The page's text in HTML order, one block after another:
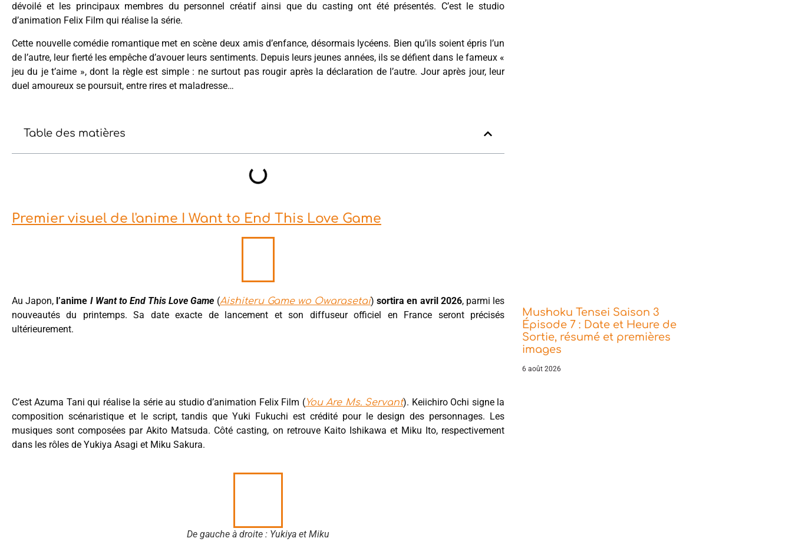
dévoilé et les principaux membres du personnel créatif ainsi que du casting ont été présentés. C’est le studio
d’animation Felix Film qui réalise la série.
Cette nouvelle comédie romantique met en scène deux amis d’enfance, désormais lycéens. Bien qu’ils soient épris l’un
de l’autre, leur fierté les empêche d’avouer leurs sentiments. Depuis leurs jeunes années, ils se défient dans le fameux «
jeu du je t’aime », dont la règle est simple : ne surtout pas rougir après la déclaration de l’autre. Jour après jour, leur
duel amoureux se poursuit, entre rires et maladresse…
Table des matières
Premier visuel de l'anime I Want to End This Love Game
Au Japon, l’anime I Want to End This Love Game (Aishiteru Game wo Owarasetai)sortira en avril 2026, parmi les
nouveautés du printemps. Sa date exacte de lancement et son diffuseur officiel en France seront précisés
ultérieurement.
C’est Azuma Tani qui réalise la série au studio d’animation Felix Film (You Are Ms. Servant). Keiichiro Ochi signe la
composition scénaristique et le script, tandis que Yuki Fukuchi est crédité pour le design des personnages. Les
musiques sont composées par Akito Matsuda. Côté casting, on retrouve Kaito Ishikawa et Miku Ito, respectivement
dans les rôles de Yukiya Asagi et Miku Sakura.
De gauche à droite : Yukiya et Miku
Mushoku Tensei Saison 3
Épisode 7 : Date et Heure de
Sortie, résumé et premières
images
6 août 2026